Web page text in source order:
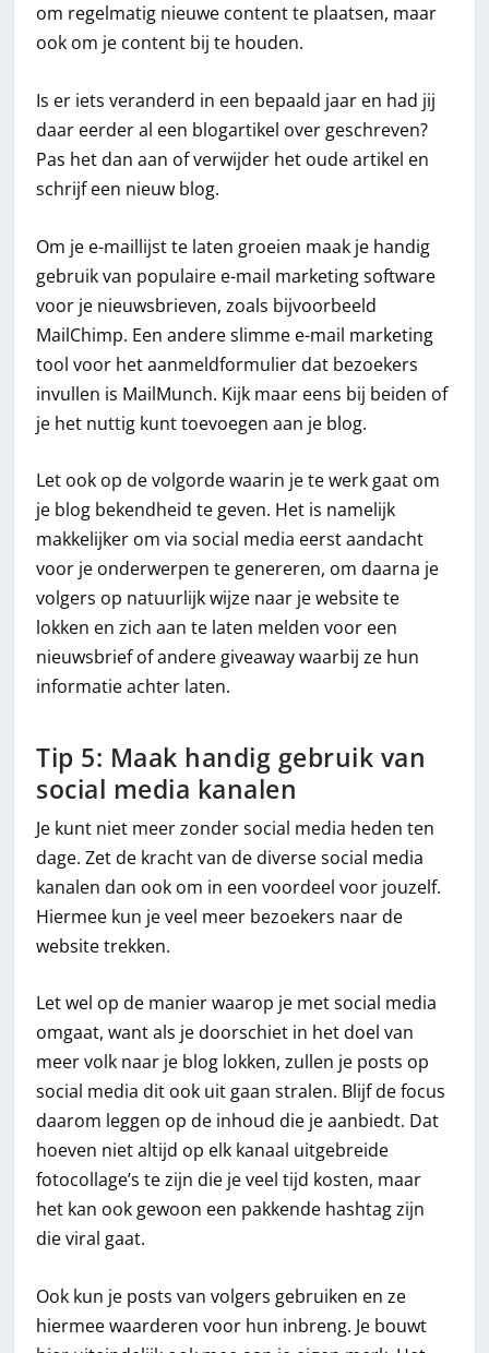
om regelmatig nieuwe content te plaatsen, maar
ook om je content bij te houden.
Is er iets veranderd in een bepaald jaar en had jij
daar eerder al een blogartikel over geschreven?
Pas het dan aan of verwijder het oude artikel en
schrijf een nieuw blog.
Om je e-maillijst te laten groeien maak je handig
gebruik van populaire e-mail marketing software
voor je nieuwsbrieven, zoals bijvoorbeeld
MailChimp. Een andere slimme e-mail marketing
tool voor het aanmeldformulier dat bezoekers
invullen is MailMunch. Kijk maar eens bij beiden of
je het nuttig kunt toevoegen aan je blog.
Let ook op de volgorde waarin je te werk gaat om
je blog bekendheid te geven. Het is namelijk
makkelijker om via social media eerst aandacht
voor je onderwerpen te genereren, om daarna je
volgers op natuurlijk wijze naar je website te
lokken en zich aan te laten melden voor een
nieuwsbrief of andere giveaway waarbij ze hun
informatie achter laten.
Tip 5: Maak handig gebruik van
social media kanalen
Je kunt niet meer zonder social media heden ten
dage. Zet de kracht van de diverse social media
kanalen dan ook om in een voordeel voor jouzelf.
Hiermee kun je veel meer bezoekers naar de
website trekken.
Let wel op de manier waarop je met social media
omgaat, want als je doorschiet in het doel van
meer volk naar je blog lokken, zullen je posts op
social media dit ook uit gaan stralen. Blijf de focus
daarom leggen op de inhoud die je aanbiedt. Dat
hoeven niet altijd op elk kanaal uitgebreide
fotocollage’s te zijn die je veel tijd kosten, maar
het kan ook gewoon een pakkende hashtag zijn
die viral gaat.
Ook kun je posts van volgers gebruiken en ze
hiermee waarderen voor hun inbreng. Je bouwt